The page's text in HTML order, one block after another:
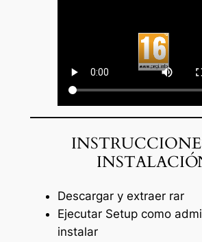
Descargar y extraer rar
Ejecutar Setup como
instalar